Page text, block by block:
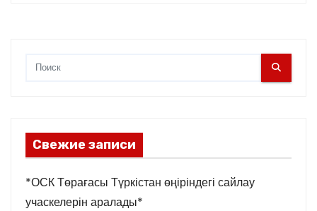
Свежие записи
*ОСК Төрағасы Түркістан өңіріндегі сайлау
учаскелерін аралады*